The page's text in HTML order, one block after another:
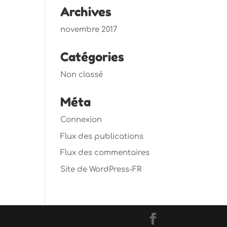
Archives
novembre 2017
Catégories
Non classé
Méta
Connexion
Flux des publications
Flux des commentaires
Site de WordPress-FR